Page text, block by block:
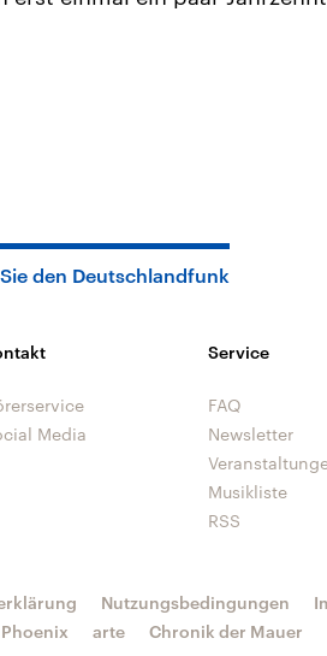
den Deutschlandfunk
Media
Service
FAQ
Newsletter
Musikliste
RSS
Nutzungsbedingungen
Phoenix arte Chronik der Mauer